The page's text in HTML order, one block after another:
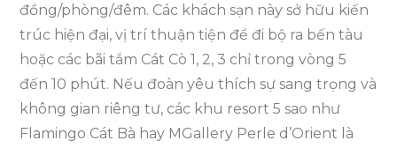
đồng/phòng/đêm. Các khách sạn này sở hữu kiến
trúc hiện đại, vị trí thuận tiện để đi bộ ra bến tàu
hoặc các bãi tắm Cát Cò 1, 2, 3 chỉ trong vòng 5
đến 10 phút. Nếu đoàn yêu thích sự sang trọng và
không gian riêng tư, các khu resort 5 sao như
Flamingo Cát Bà hay MGallery Perle d’Orient là